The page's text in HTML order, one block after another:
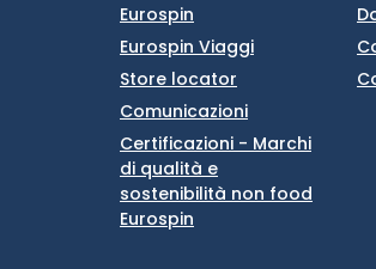
Eurospin
Eurospin Viaggi
Store locator
Comunicazioni
Certificazioni - Marchi
di qualità e
sostenibilità non food
Eurospin